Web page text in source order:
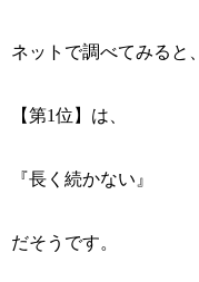
ネットで調べてみると、
【第1位】は、
『長く続かない』
だそうです。